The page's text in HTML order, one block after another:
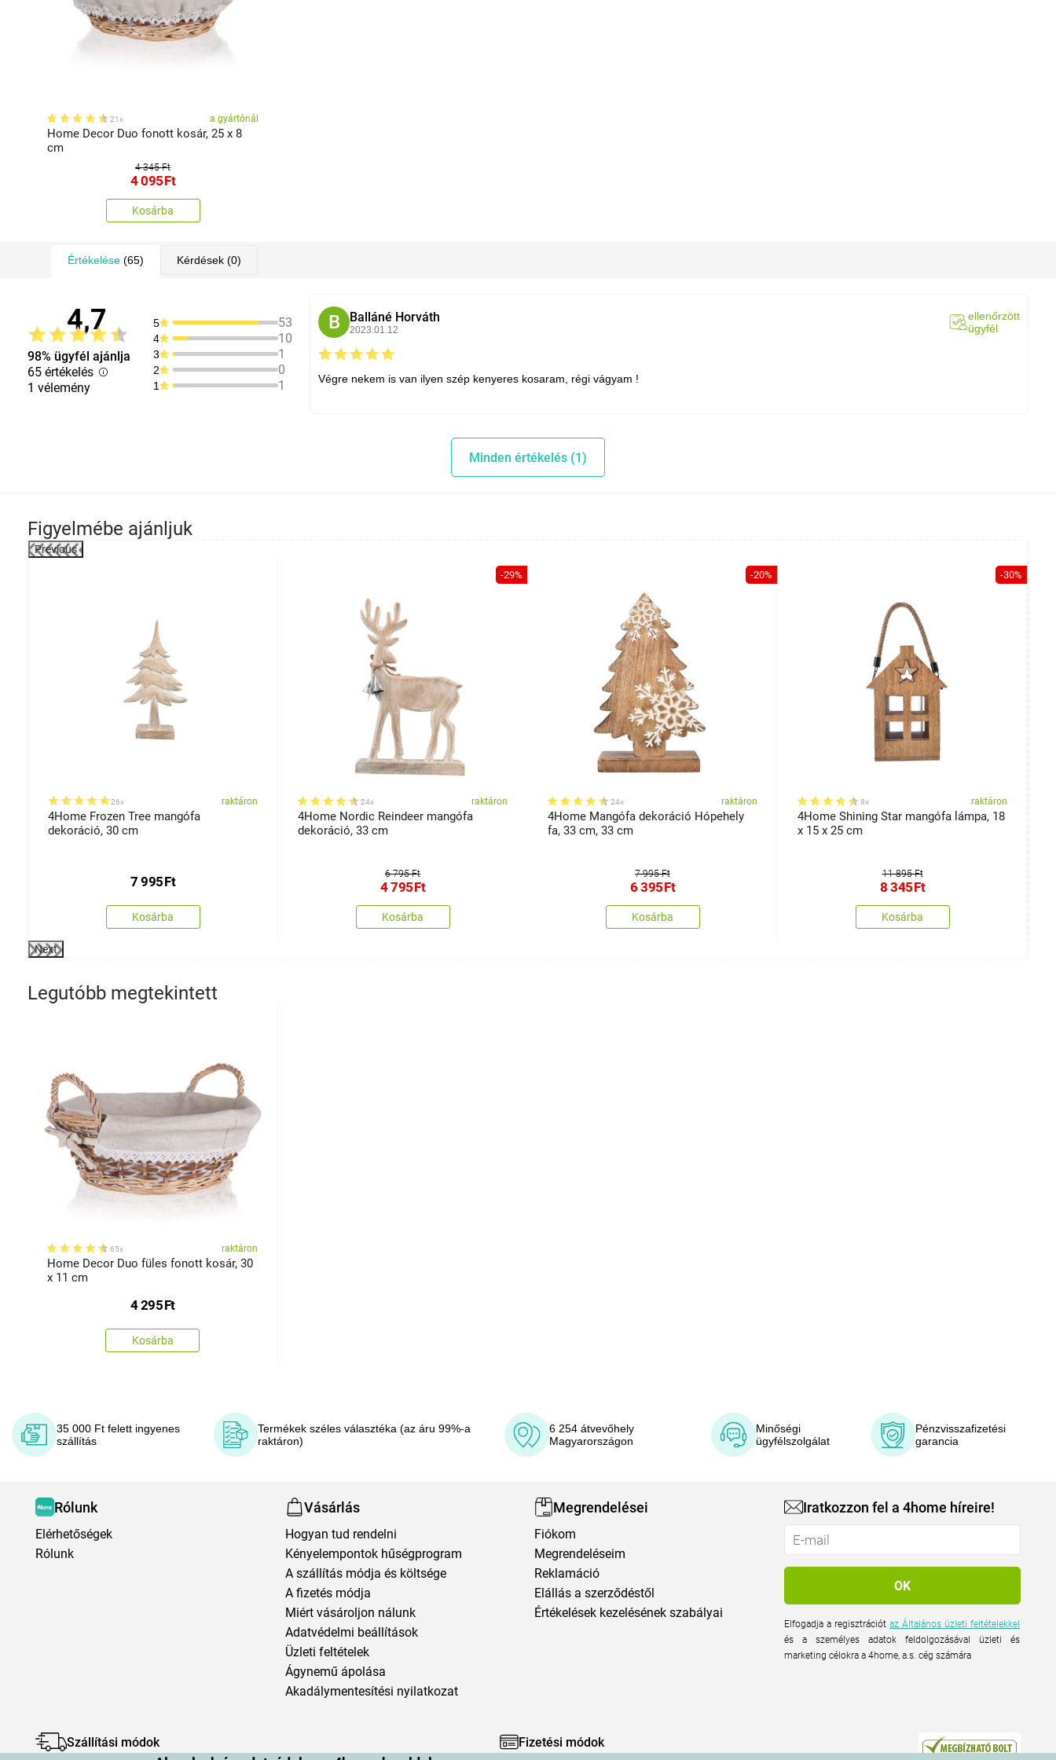
21x a gyártónál
Home Decor Duo fonott kosár, 25 x 8
cm
4 345 Ft
4 095Ft
Kosárba
Értékelése (65) Kérdések (0)
4,7
98% ügyfél ajánlja
65 értékelés
1 vélemény
5 53
4 10
3 1
2 0
1 1
B Balláné Horváth
2023.01.12
ellenőrzött
ügyfél
Végre nekem is van ilyen szép kenyeres kosaram, régi vágyam !
Minden értékelés (1)
Figyelmébe ajánljuk
Previous
26x raktáron
4Home Frozen Tree mangófa
dekoráció, 30 cm
7 995Ft
Kosárba
-29%
24x raktáron
4Home Nordic Reindeer mangófa
dekoráció, 33 cm
6 795 Ft
4 795Ft
Kosárba
-20%
24x raktáron
4Home Mangófa dekoráció Hópehely
fa, 33 cm, 33 cm
7 995 Ft
6 395Ft
Kosárba
-30%
8x raktáron
4Home Shining Star mangófa lámpa, 18
x 15 x 25 cm
11 895 Ft
8 345Ft
Kosárba
Next
Legutóbb megtekintett
65x raktáron
Home Decor Duo füles fonott kosár, 30
x 11 cm
4 295Ft
Kosárba
35 000 Ft felett ingyenes
szállítás
Termékek széles választéka (az áru 99%-a
raktáron)
6 254 átvevőhely
Magyarországon
Minőségi
ügyfélszolgálat
Pénzvisszafizetési
garancia
Rólunk
Elérhetőségek
Rólunk
Vásárlás
Hogyan tud rendelni
Kényelempontok hűségprogram
A szállítás módja és költsége
A fizetés módja
Miért vásároljon nálunk
Adatvédelmi beállítások
Üzleti feltételek
Ágynemű ápolása
Akadálymentesítési nyilatkozat
Megrendelései
Fiókom
Megrendeléseim
Reklamáció
Elállás a szerződéstől
Értékelések kezelésének szabályai
Iratkozzon fel a 4home híreire!
Elfogadja a regisztrációtaz Általános üzleti feltételekkel
és a személyes adatok feldolgozásával üzleti és
marketing célokra a 4home, a.s. cég számára
Szállítási módok Fizetési módok